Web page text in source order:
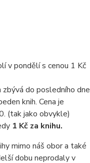
v pondělí s cenou 1 Kč
do posledního dne
knih. Cena je
(tak jako obvykle)
1 Kč za knihu.
mimo náš obor a také
dobu neprodaly v